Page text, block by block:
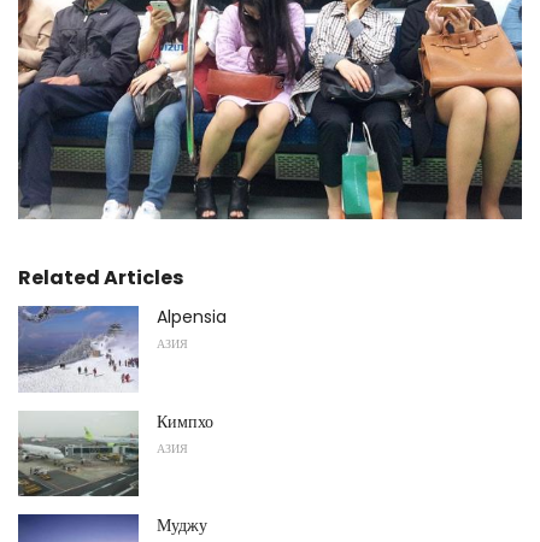
Related Articles
Alpensia
АЗИЯ
Кимпхо
АЗИЯ
Муджу